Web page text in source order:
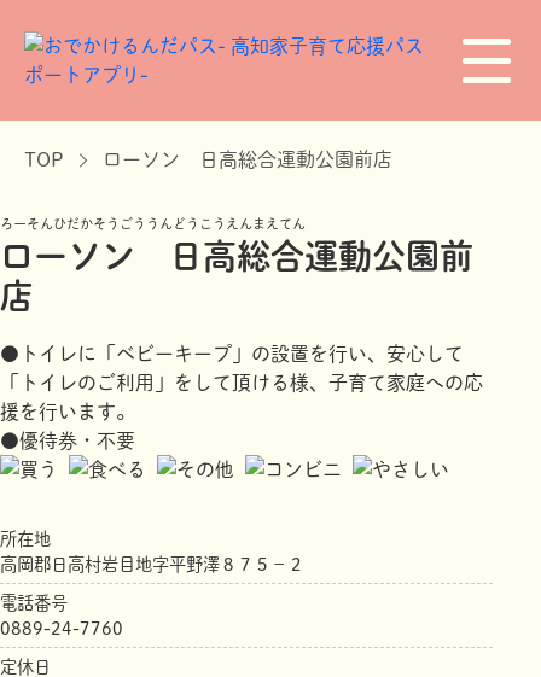
TOP ローソン 日高総合運動公園前店
ろーそんひだかそうごううんどうこうえんまえてん
ローソン 日高総合運動公園前
店
●トイレに「ベビーキープ」の設置を行い、安心して
「トイレのご利用」をして頂ける様、子育て家庭への応
援を行います。
●優待券・不要
所在地
高岡郡日高村岩目地字平野澤８７５－２
電話番号
0889-24-7760
定休日